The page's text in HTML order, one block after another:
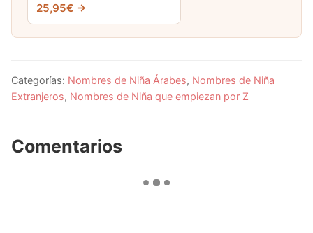
25,95€ →
Categorías: Nombres de Niña Árabes, Nombres de Niña
Extranjeros, Nombres de Niña que empiezan por Z
Comentarios